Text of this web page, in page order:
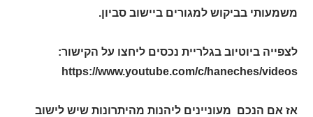
משמעותי בביקוש למגורים ביישוב סביון.
לצפייה ביוטיוב בגלריית נכסים ליחצו על הקישור:
https://www.youtube.com/c/haneches/videos
אז אם הנכם מעוניינים ליהנות מהיתרונות שיש לישוב